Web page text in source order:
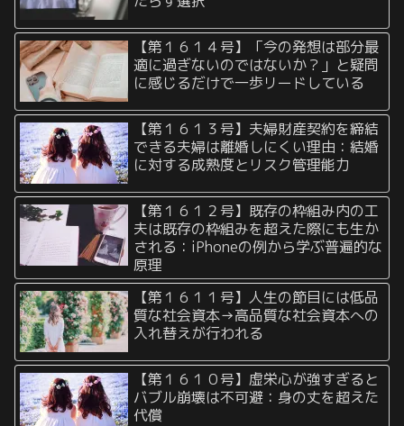
【第１６１４号】「今の発想は部分最
適に過ぎないのではないか？」と疑問
に感じるだけで一歩リードしている
【第１６１３号】夫婦財産契約を締結
できる夫婦は離婚しにくい理由：結婚
に対する成熟度とリスク管理能力
【第１６１２号】既存の枠組み内の工
夫は既存の枠組みを超えた際にも生か
される：iPhoneの例から学ぶ普遍的な
原理
【第１６１１号】人生の節目には低品
質な社会資本→高品質な社会資本への
入れ替えが行われる
【第１６１０号】虚栄心が強すぎると
バブル崩壊は不可避：身の丈を超えた
代償